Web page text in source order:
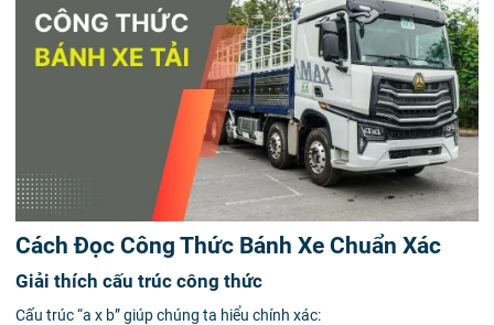
Cách Đọc Công Thức Bánh Xe Chuẩn Xác
Giải thích cấu trúc công thức
Cấu trúc “a x b” giúp chúng ta hiểu chính xác: